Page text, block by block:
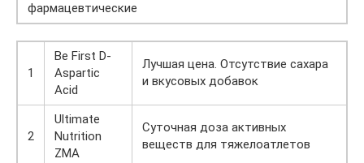
фармацевтические
1
Be First D-
Aspartic
Acid
Лучшая цена. Отсутствие сахара
и вкусовых добавок
2
Ultimate
Nutrition
ZMA
Суточная доза активных
веществ для тяжелоатлетов